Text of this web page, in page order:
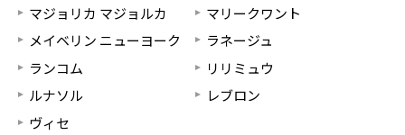
マジョリカ マジョルカ
マリークワント
メイベリン ニューヨーク
ラネージュ
ランコム
リリミュウ
ルナソル
レブロン
ヴィセ